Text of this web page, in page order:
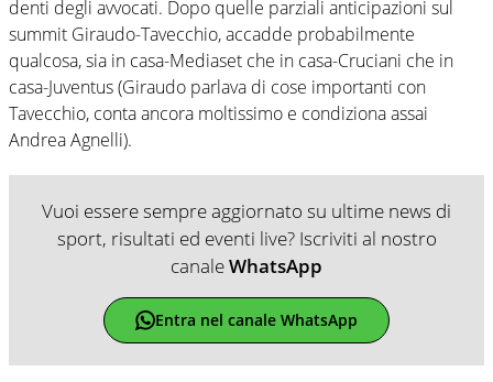
denti degli avvocati. Dopo quelle parziali anticipazioni sul
summit Giraudo-Tavecchio, accadde probabilmente
qualcosa, sia in casa-Mediaset che in casa-Cruciani che in
casa-Juventus (Giraudo parlava di cose importanti con
Tavecchio, conta ancora moltissimo e condiziona assai
Andrea Agnelli).
Vuoi essere sempre aggiornato su ultime news di
sport, risultati ed eventi live? Iscriviti al nostro
canaleWhatsApp
Entra nel canale WhatsApp